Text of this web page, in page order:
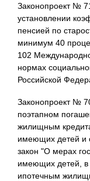
Законопроект №
установлении
пенсией по
минимум 40
102
нормах
Российской
Законопроект №
поэтапном
жилищным
имеющих детей и
закон "О мерах
имеющих детей, в
ипотечным